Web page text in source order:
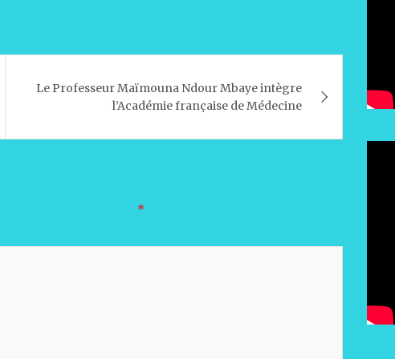
Le Professeur Maïmouna Ndour Mbaye intègre
l’Académie française de Médecine
*